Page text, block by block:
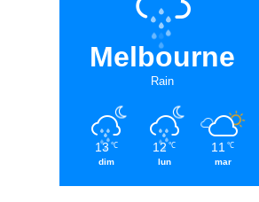
Melbourne
Rain
13 ℃
dim
12 ℃
lun
11 ℃
mar